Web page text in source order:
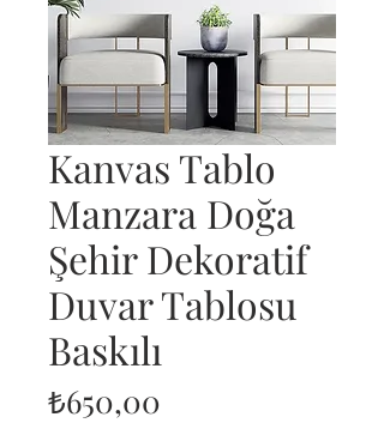
Kanvas Tablo
Manzara Doğa
Şehir Dekoratif
Duvar Tablosu
Baskılı
₺650,00